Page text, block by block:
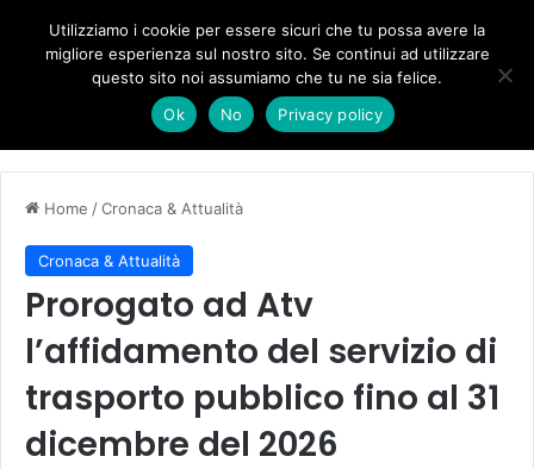
Forza Italia, il legnaghese Donà nella segreteria regionale
Home /Cronaca & Attualità
Cronaca & Attualità
Prorogato ad Atv
l’affidamento del servizio di
trasporto pubblico fino al 31
dicembre del 2026
Utilizziamo i cookie per essere sicuri che tu possa avere la
migliore esperienza sul nostro sito. Se continui ad utilizzare
questo sito noi assumiamo che tu ne sia felice.
Ok
No Privacy policy